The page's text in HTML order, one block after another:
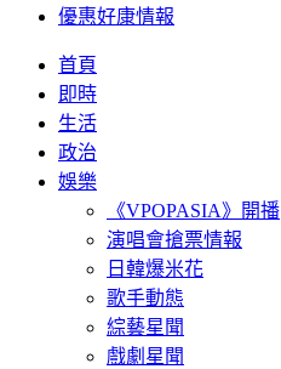
優惠好康情報
首頁
即時
生活
政治
娛樂
《VPOPASIA》開播
演唱會搶票情報
日韓爆米花
歌手動態
綜藝星聞
戲劇星聞